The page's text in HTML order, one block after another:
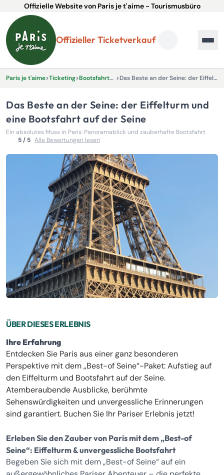
Offizielle Website von Paris je t'aime - Tourismusbüro
Offizieller Ticketverkauf
Paris je t'aime>Ticketing> Bootsfahrten auf der Seine > Das Beste an der Seine: der Eiffelturm und eine Bootsfahrt auf der Seine
Das Beste an der Seine: der Eiffelturm und
eine Bootsfahrt auf der Seine
Ein absolutes Muss in Paris: Panoramablick und zauberhafte Bootsfahrt
5 / 5 Alle Bewertungen lesen
ÜBER DIESES ERLEBNIS
Ihre Erfahrung
Entdecken Sie Paris aus einer ganz besonderen
Perspektive mit dem „Best-of Seine“-Paket: Aufstieg auf
den Eiffelturm und Bootsfahrt auf der Seine.
Atemberaubende Ausblicke, berühmte
Sehenswürdigkeiten und unvergessliche Erinnerungen
sind garantiert. Buchen Sie Ihr Pariser Erlebnis jetzt!
Erleben Sie den Zauber von Paris mit dem „Best-of
Seine“: Eiffelturm & unvergessliche Bootsfahrt
Begeben Sie sich mit dem „Best-of Seine“ auf ein